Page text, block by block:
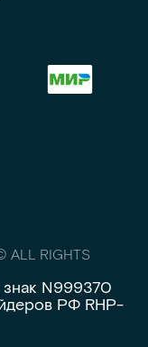
ALL RIGHTS
N999370
РФ RHP-